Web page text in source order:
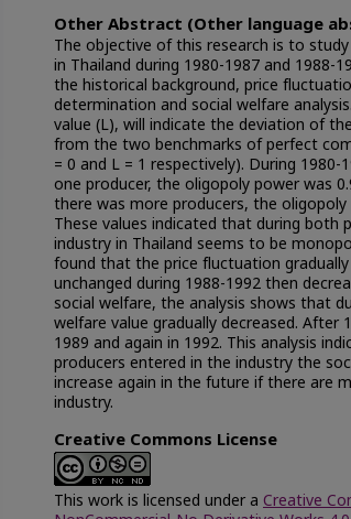
Other Abstract (Other language
The objective of this research is to
in Thailand during 1980-1987 and 1988-
the historical background, price
determination and social welfare
value (L), will indicate the deviation of
from the two benchmarks of perfect
= 0 and L = 1 respectively). During
one producer, the oligopoly power was
there was more producers, the
These values indicated that during both
industry in Thailand seems to be
found that the price fluctuation
unchanged during 1988-1992 then
social welfare, the analysis shows that
welfare value gradually decreased. After
1989 and again in 1992. This analysis
producers entered in the industry the
increase again in the future if there are
industry.
Creative Commons License
This work is licensed under a Creative